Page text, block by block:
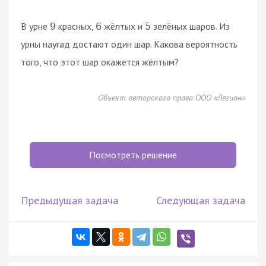
В урне 9 красных, 6 жёлтых и 5 зелёных шаров. Из
урны наугад достают один шар. Какова вероятность
того, что этот шар окажется жёлтым?
Объект авторского права ООО «Легион»
Посмотреть решение
Предыдущая задача Следующая задача